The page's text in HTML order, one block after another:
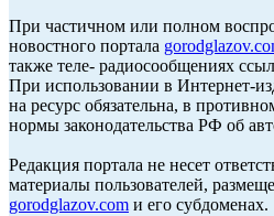
При частичном или полном
новостного портала
также теле- радиосообщениях
При использовании в Интернет-
на ресурс обязательна, в
нормы законодательства РФ об
Редакция портала не несет
материалы пользователей,
gorodglazov.com и его субдоменах.